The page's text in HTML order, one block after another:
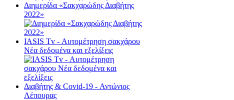
Διημερίδα «Σακχαρώδης Διαβήτης
2022»
ΙΑSΙS Tv - Αυτομέτρηση σακχάρου
Νέα δεδομένα και εξελίξεις
Διαβήτης & Cοvid-19 - Αντώνιος
Λέπουρας